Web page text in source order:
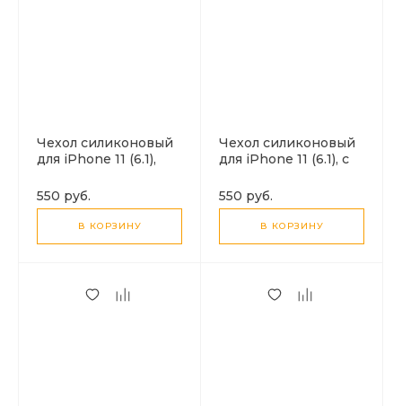
Чехол силиконовый
для iPhone 11 (6.1),
(MagSafe), X-CASE,
прозрачный
550 руб.
В КОРЗИНУ
Чехол силиконовый
для iPhone 11 (6.1), с
с защитой камеры, X-
CASE, черный
550 руб.
В КОРЗИНУ